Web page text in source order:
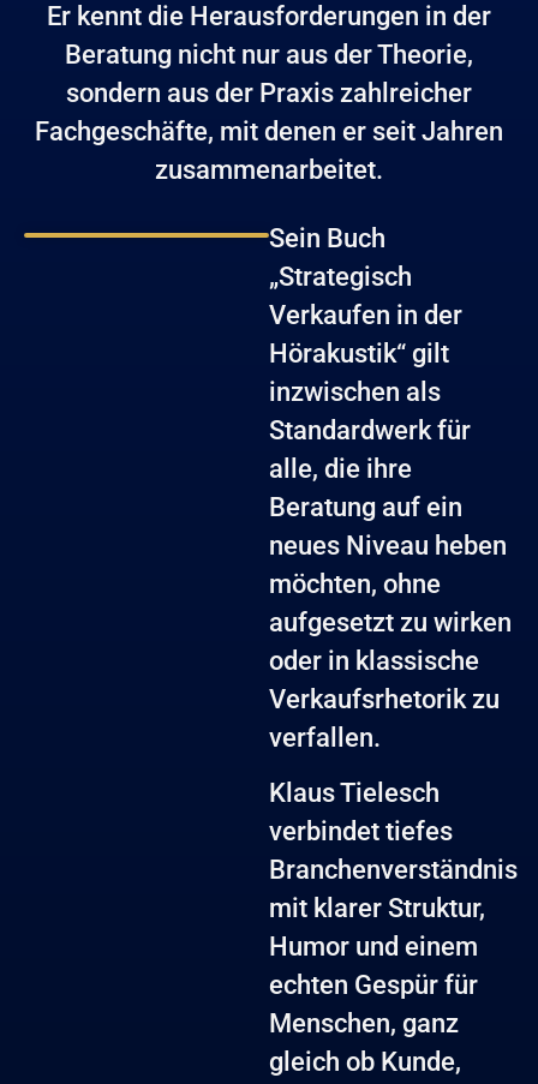
Er kennt die Herausforderungen in der
Beratung nicht nur aus der Theorie,
sondern aus der Praxis zahlreicher
Fachgeschäfte, mit denen er seit Jahren
zusammenarbeitet.
Sein Buch
„Strategisch
Verkaufen in der
Hörakustik“ gilt
inzwischen als
Standardwerk für
alle, die ihre
Beratung auf ein
neues Niveau heben
möchten, ohne
aufgesetzt zu wirken
oder in klassische
Verkaufsrhetorik zu
verfallen.
Klaus Tielesch
verbindet tiefes
Branchenverständnis
mit klarer Struktur,
Humor und einem
echten Gespür für
Menschen, ganz
gleich ob Kunde,